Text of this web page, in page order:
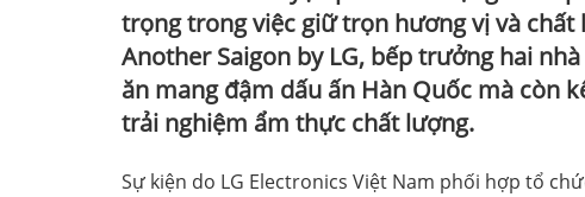
trọng trong việc giữ trọn hương vị và
Another Saigon by LG, bếp trưởng hai
ăn mang đậm dấu ấn Hàn Quốc mà còn
trải nghiệm ẩm thực chất lượng.
Sự kiện do LG Electronics Việt Nam phối hợp tổ